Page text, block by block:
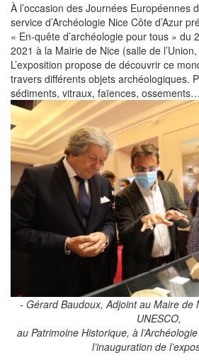
À l’occasion des Journées Européennes
service d’Archéologie Nice Côte d’Azur
« En-quête d’archéologie pour tous » du
2021 à la Mairie de Nice (salle de
L’exposition propose de découvrir ce
travers différents objets archéologiques.
sédiments, vitraux, faïences,
- Gérard Baudoux, Adjoint au Maire de
UNESCO,
au Patrimoine Historique, à
l’inauguration de